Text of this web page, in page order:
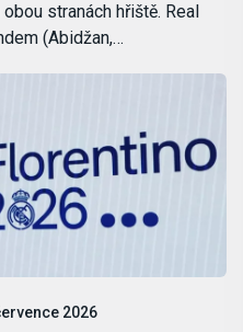
stranách hřiště. Real
(Abidžan,…
2026